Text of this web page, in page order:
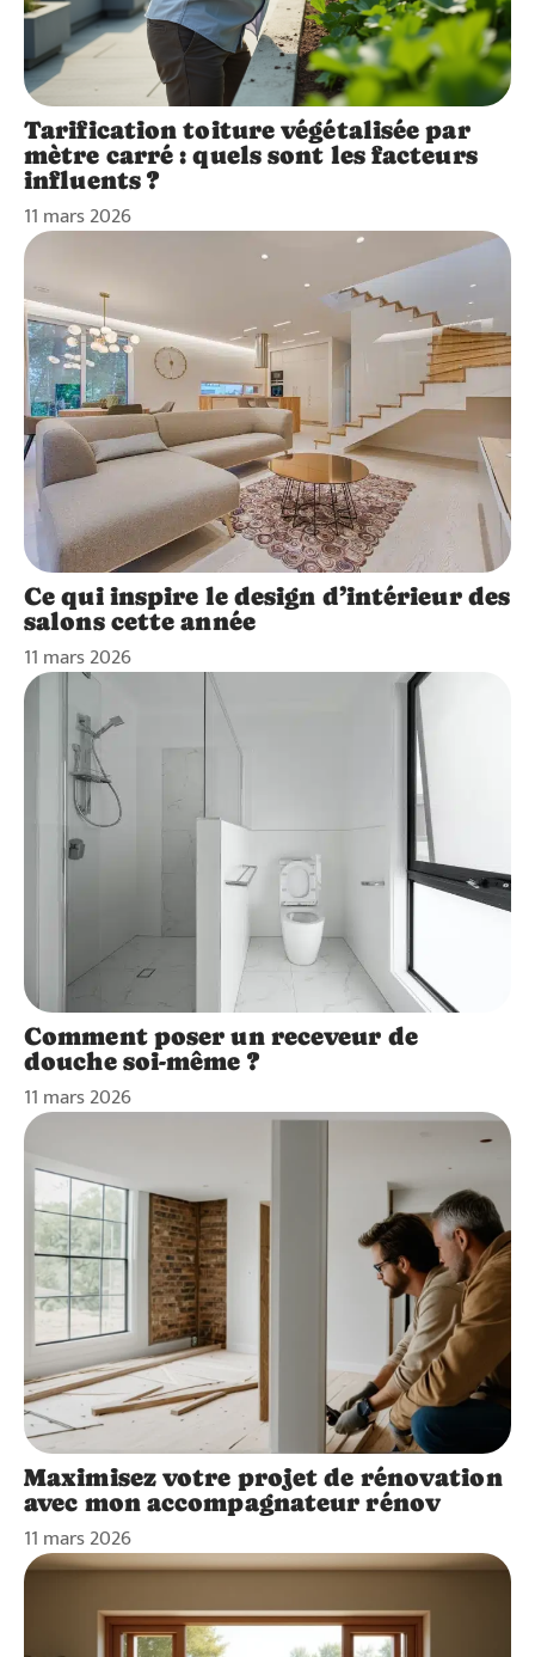
Tarification toiture végétalisée par
mètre carré : quels sont les facteurs
influents ?
11 mars 2026
Ce qui inspire le design d’intérieur des
salons cette année
11 mars 2026
Comment poser un receveur de
douche soi-même ?
11 mars 2026
Maximisez votre projet de rénovation
avec mon accompagnateur rénov
11 mars 2026